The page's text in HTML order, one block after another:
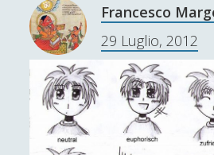
Platone
Protagora - Vita e Opere
Seneca - Vita e opere
Senofane - Vita e Filosofia
Socrate - Vita e pensiero
Sun Tzu: uno studio sull\'arte della
Francesco
29 Luglio, 2012